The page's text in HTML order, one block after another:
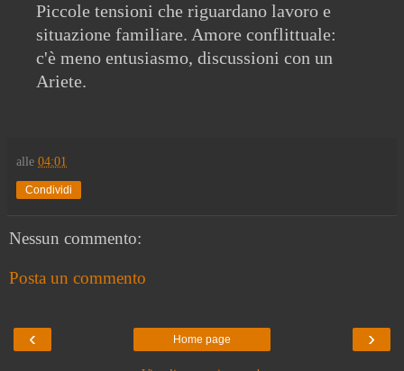
Piccole tensioni che riguardano lavoro e
situazione familiare. Amore conflittuale:
c'è meno entusiasmo, discussioni con un
Ariete.
alle 04:01
Condividi
Nessun commento:
Posta un commento
‹ ›
Home page